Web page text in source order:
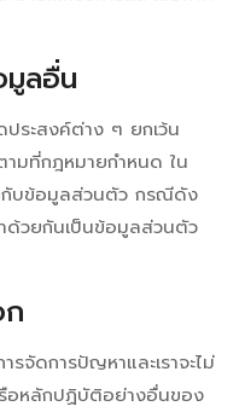
มูลอื่น
ประสงค์ต่าง ๆ ยกเว้น
ามที่กฎหมายกำหนด ใน
กับข้อมูลส่วนตัว กรณีดัง
าด้วยกันเป็นข้อมูลส่วนตัว
รจัดการปัญหาและเราจะไม่
อหลักปฏิบัติอย่างอื่นของ